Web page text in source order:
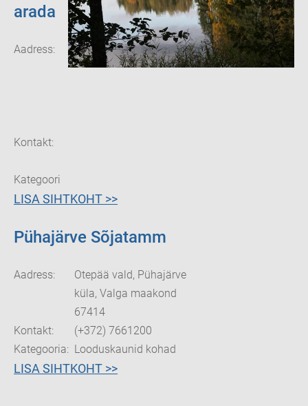
arada
Aadress:
Kolga tee ,
Otepää
Kontakt:
Kategooria:
LISA SIHTKOHT >>
Pühajärve Sõjatamm
Aadress:
Otepää vald, Pühajärve
küla, Valga maakond
67414
Kontakt:
(+372) 7661200
Kategooria: Looduskaunid kohad
LISA SIHTKOHT >>